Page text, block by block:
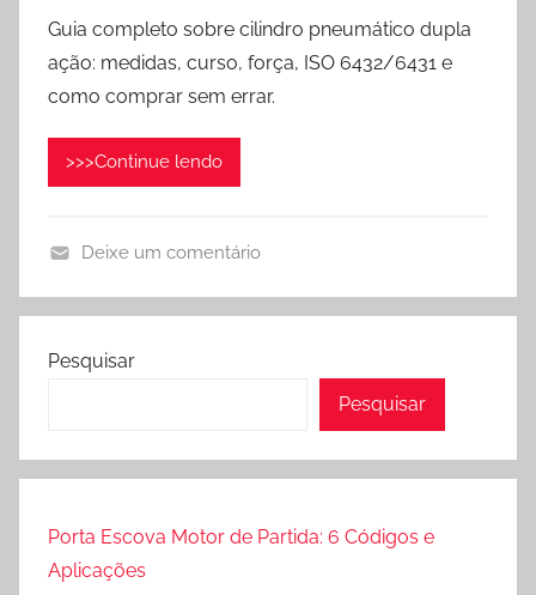
b
l
i
c
e
m
a
8
2
0
Guia completo sobre cilindro pneumático dupla
ação: medidas, curso, força, ISO 6432/6431 e
como comprar sem errar.
>>>Continue lendo
i
s
P
Deixe um comentário
Pesquisar
Pesquisar
Porta Escova Motor de Partida: 6 Códigos e
Aplicações